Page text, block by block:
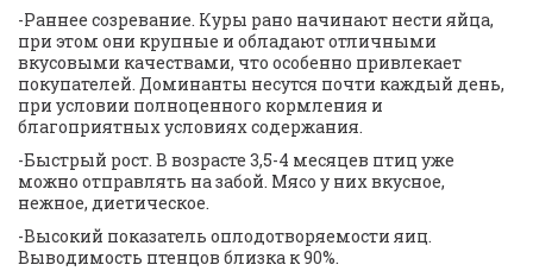
-Раннее созревание. Куры рано начинают нести яйца,
при этом они крупные и обладают отличными
вкусовыми качествами, что особенно привлекает
покупателей. Доминанты несутся почти каждый день,
при условии полноценного кормления и
благоприятных условиях содержания.
-Быстрый рост. В возрасте 3,5-4 месяцев птиц уже
можно отправлять на забой. Мясо у них вкусное,
нежное, диетическое.
-Высокий показатель оплодотворяемости яиц.
Выводимость птенцов близка к 90%.